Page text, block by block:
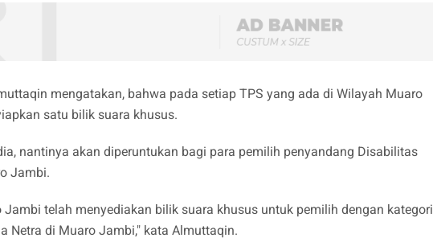
mengatakan, bahwa pada setiap TPS yang ada di Wilayah Muaro
satu bilik suara khusus.
nantinya akan diperuntukan bagi para pemilih penyandang Disabilitas
Jambi.
Jambi telah menyediakan bilik suara khusus untuk pemilih dengan kategori
Netra di Muaro Jambi," kata Almuttaqin.